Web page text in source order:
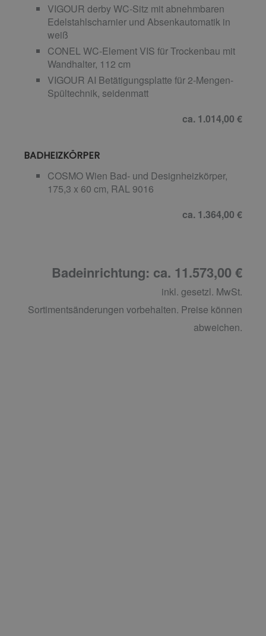
VIGOUR derby WC-Sitz mit abnehmbaren
Edelstahlscharnier und Absenkautomatik in
weiß
CONEL WC-Element VIS für Trockenbau mit
Wandhalter, 112 cm
VIGOUR AI Betätigungsplatte für 2-Mengen-
Spültechnik, seidenmatt
ca. 1.014,00 €
BADHEIZKÖRPER
COSMO Wien Bad- und Designheizkörper,
175,3 x 60 cm, RAL 9016
ca. 1.364,00 €
Badeinrichtung: ca. 11.573,00 €
inkl. gesetzl. MwSt.
Sortimentsänderungen vorbehalten. Preise können
abweichen.